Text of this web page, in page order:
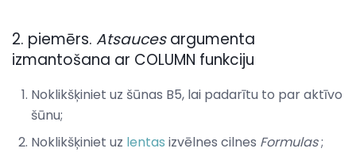
2. piemērs. Atsaucesargumenta
izmantošana ar COLUMN funkciju
Noklikšķiniet uz šūnas B5, lai padarītu to par aktīvo
šūnu;
Noklikšķiniet uz lentas izvēlnes cilnes Formulas;